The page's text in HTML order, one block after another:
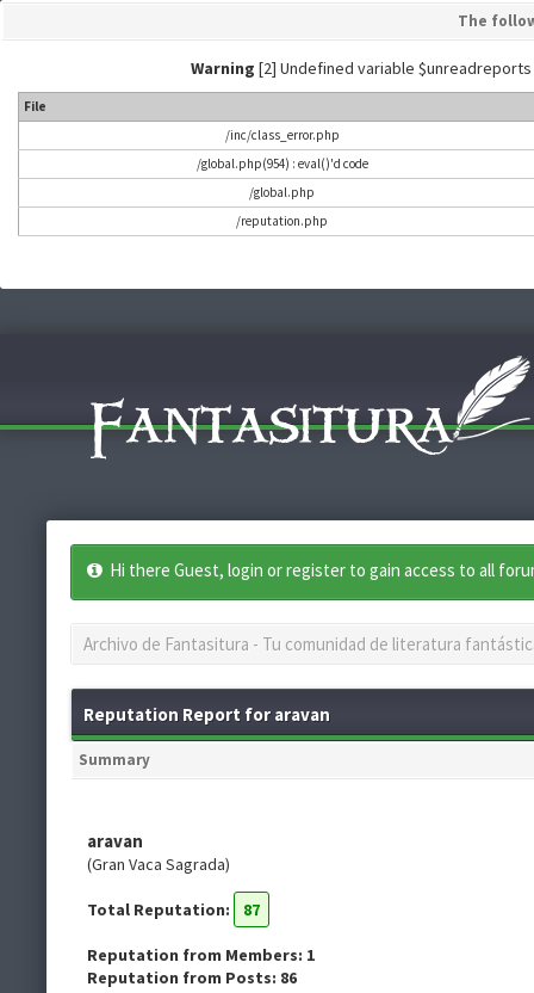
The
Warning [2] Undefined variable $unreadreports
File
/inc/class_error.php
/global.php(954) : eval()'d code
/global.php
/reputation.php
Hi there Guest, login or register to gain access to all
Archivo de Fantasitura - Tu comunidad de literatura
Reputation Report for aravan
Summary
aravan
(Gran Vaca Sagrada)
Total Reputation: 87
Reputation from Members: 1
Reputation from Posts: 86